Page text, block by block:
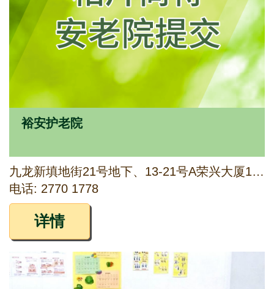
裕安护老院
九龙新填地街21号地下、13-21号A荣兴大厦1字楼及2字楼
电话: 2770 1778
详情